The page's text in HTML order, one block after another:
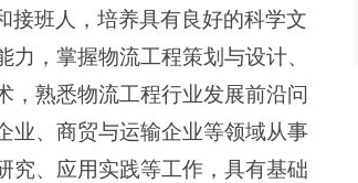
接班人，培养具有良好的科学文
，掌握物流工程策划与设计、
，熟悉物流工程行业发展前沿问
业、商贸与运输企业等领域从事
究、应用实践等工作，具有基础